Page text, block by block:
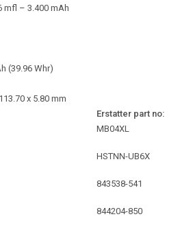
mfl – 3.400 mAh
(39.96 Whr)
x 5.80 mm
Erstatter part no:
MB04XL
HSTNN-UB6X
843538-541
844204-850